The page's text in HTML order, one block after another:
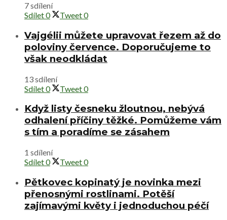
7 sdílení
Sdílet0 Tweet0
Vajgélii můžete upravovat řezem až do
poloviny července. Doporučujeme to
však neodkládat
13 sdílení
Sdílet0 Tweet0
Když listy česneku žloutnou, nebývá
odhalení příčiny těžké. Pomůžeme vám
s tím a poradíme se zásahem
1 sdílení
Sdílet0 Tweet0
Pětkovec kopinatý je novinka mezi
přenosnými rostlinami. Potěší
zajímavými květy i jednoduchou péčí